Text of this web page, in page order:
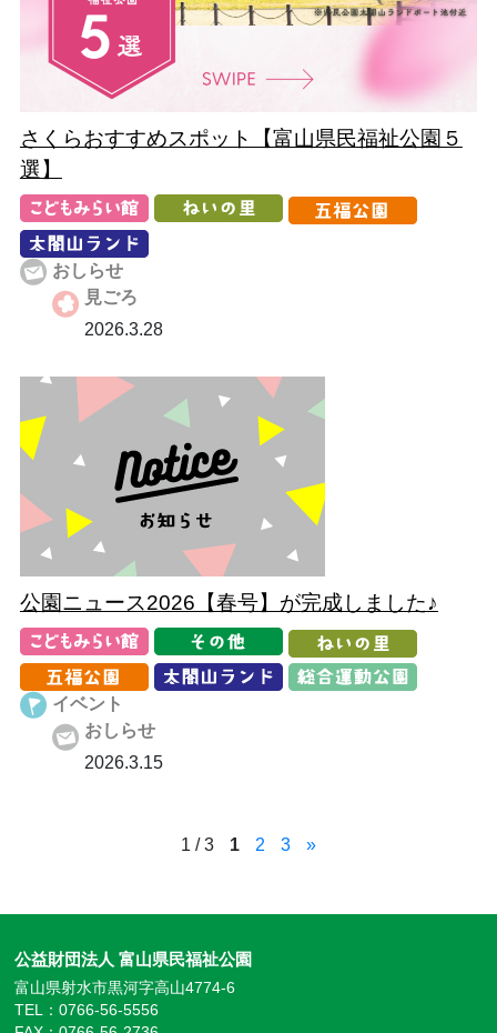
さくらおすすめスポット【富山県民福祉公園５
選】
おしらせ
見ごろ
2026.3.28
公園ニュース2026【春号】が完成しました♪
イベント
おしらせ
2026.3.15
1 / 3 1 2 3 »
公益財団法人 富山県民福祉公園
富山県射水市黒河字高山4774-6
TEL：0766-56-5556